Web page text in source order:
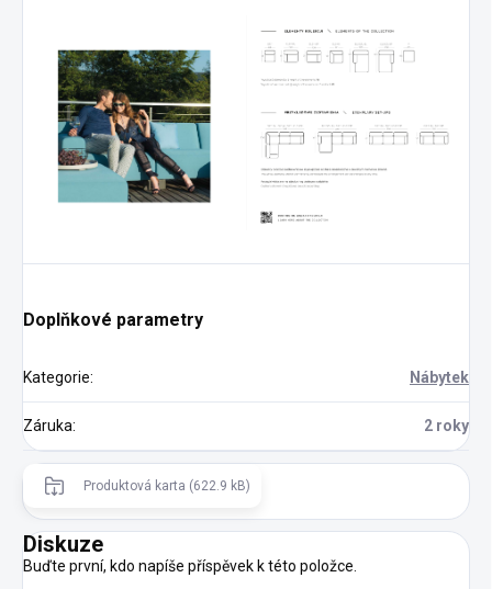
Doplňkové parametry
Kategorie: Nábytek
Záruka: 2 roky
Produktová karta (622.9 kB)
Diskuze
Buďte první, kdo napíše příspěvek k této položce.